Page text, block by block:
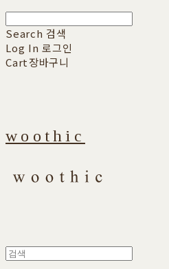
Search 검색
Log In 로그인
Cart장바구니
woothic